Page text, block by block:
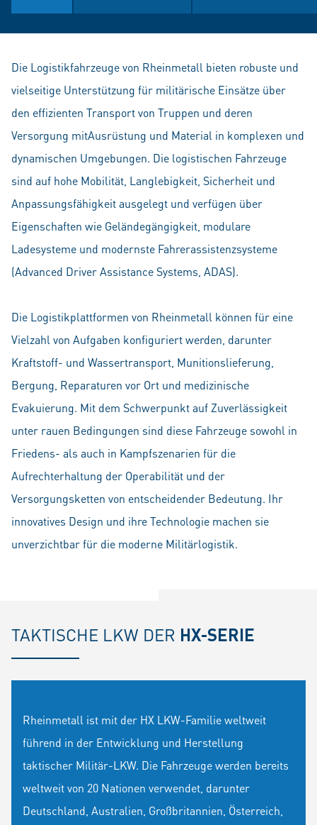
Die Logistikfahrzeuge von Rheinmetall bieten robuste und
vielseitige Unterstützung für militärische Einsätze über
den effizienten Transport von Truppen und deren
Versorgung mitAusrüstung und Material in komplexen und
dynamischen Umgebungen. Die logistischen Fahrzeuge
sind auf hohe Mobilität, Langlebigkeit, Sicherheit und
Anpassungsfähigkeit ausgelegt und verfügen über
Eigenschaften wie Geländegängigkeit, modulare
Ladesysteme und modernste Fahrerassistenzsysteme
(Advanced Driver Assistance Systems, ADAS).
Die Logistikplattformen von Rheinmetall können für eine
Vielzahl von Aufgaben konfiguriert werden, darunter
Kraftstoff- und Wassertransport, Munitionslieferung,
Bergung, Reparaturen vor Ort und medizinische
Evakuierung. Mit dem Schwerpunkt auf Zuverlässigkeit
unter rauen Bedingungen sind diese Fahrzeuge sowohl in
Friedens- als auch in Kampfszenarien für die
Aufrechterhaltung der Operabilität und der
Versorgungsketten von entscheidender Bedeutung. Ihr
innovatives Design und ihre Technologie machen sie
unverzichtbar für die moderne Militärlogistik.
TAKTISCHE LKW DER HX-SERIE
Rheinmetall ist mit der HX LKW-Familie weltweit
führend in der Entwicklung und Herstellung
taktischer Militär-LKW. Die Fahrzeuge werden bereits
weltweit von 20 Nationen verwendet, darunter
Deutschland, Australien, Großbritannien, Österreich,